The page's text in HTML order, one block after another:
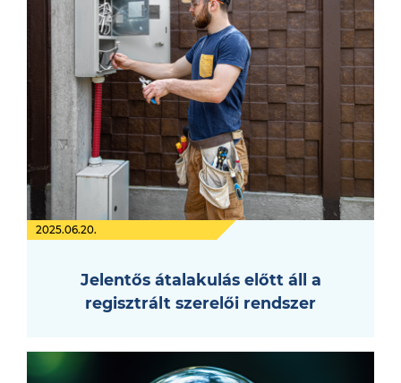
2025.06.20.
Jelentős átalakulás előtt áll a
regisztrált szerelői rendszer